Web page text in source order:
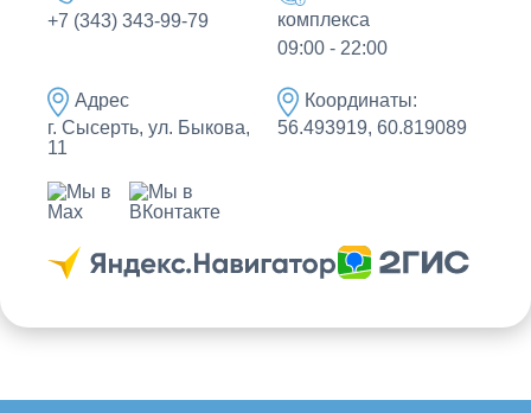
+7 (343) 343-99-79
комплекса
09:00 - 22:00
Адрес
г. Сысерть, ул. Быкова,
11
Координаты:
56.493919, 60.819089